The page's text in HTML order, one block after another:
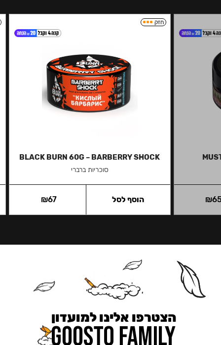
₪
חזק
BLACK BURN 60G – BARBERRY SHOCK
סוכריות ברברי
₪67 הוסף לסל
הצטרפו אלינו למועדון